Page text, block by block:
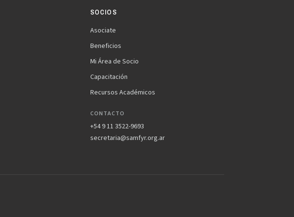
SOCIOS
Asociate
Beneficios
Mi Área de Socio
Capacitación
Recursos Académicos
CONTACTO
+54 9 11 3522-9693
secretaria@samfyr.org.ar